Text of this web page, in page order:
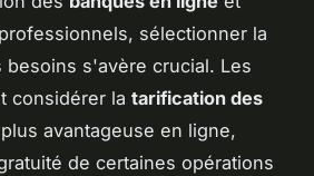
sélectionner la
besoins s'avère crucial. Les
considérer la tarification des
avantageuse en ligne,
de certaines opérations